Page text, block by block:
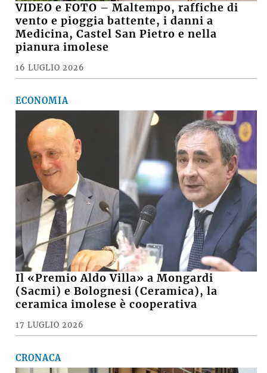
VIDEO e FOTO – Maltempo, raffiche di
vento e pioggia battente, i danni a
Medicina, Castel San Pietro e nella
pianura imolese
16 LUGLIO 2026
ECONOMIA
Il «Premio Aldo Villa» a Mongardi
(Sacmi) e Bolognesi (Ceramica), la
ceramica imolese è cooperativa
17 LUGLIO 2026
CRONACA